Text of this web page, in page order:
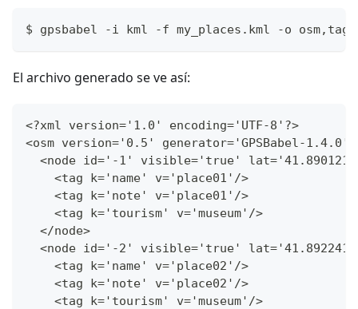
$ gpsbabel -i kml -f my_places.kml -o
El archivo generado se ve así:
<?xml version='1.0' encoding='UTF-8'?>
<osm version='0.5' generator='GPSBabel-1.4.0'>
<node id='-1' visible='true'
    <tag k='name' v='place01'/>
    <tag k='note' v='place01'/>
    <tag k='tourism' v='museum'/>
  </node>
<node id='-2' visible='true'
    <tag k='name' v='place02'/>
    <tag k='note' v='place02'/>
    <tag k='tourism' v='museum'/>